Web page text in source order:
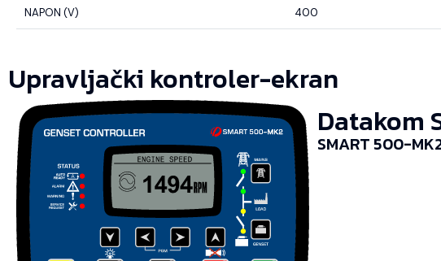
NAPON (V) 400
Upravljački kontroler-ekran
Datakom
SMART 500-